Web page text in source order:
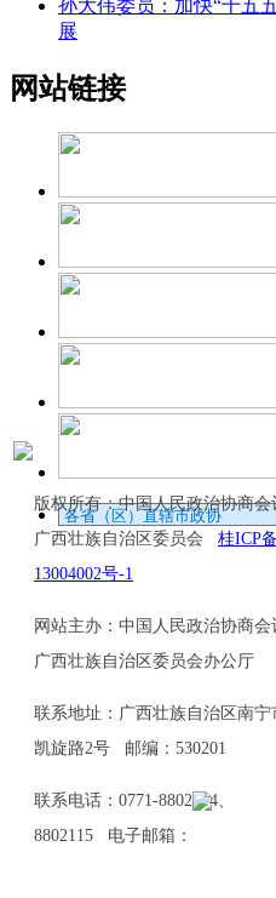
孙大伟委员：加快“十五
展
网站链接
版权所有：中国人民政治协商会
广西壮族自治区委员会 桂ICP备
13004002号-1
网站主办：中国人民政治协商会
广西壮族自治区委员会办公厅
联系地址：广西壮族自治区南宁
凯旋路2号 邮编：530201
联系电话：0771-8802114、
8802115 电子邮箱：